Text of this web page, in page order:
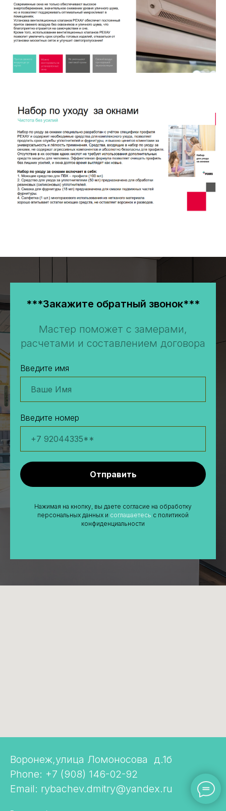
***Закажите обратный звонок***
Мастер поможет с замерами,
расчетами и составлением договора
Введите имя
Введите номер
Отправить
Нажимая на кнопку, вы даете согласие на обработку
персональных данных и соглашаетесь c политикой
конфиденциальности
Воронеж,улица Ломоносова д.1б
Phone: +7 (908) 146-02-92
Email: rybachev.dmitry@yandex.ru